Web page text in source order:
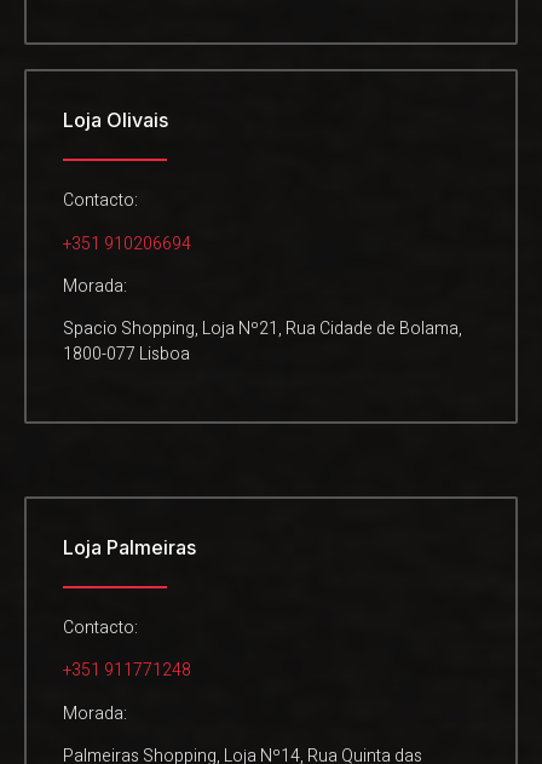
Loja Olivais
Contacto:
+351 910206694
Morada:
Spacio Shopping, Loja Nº21, Rua Cidade de Bolama,
1800-077 Lisboa
Loja Palmeiras
Contacto:
+351 911771248
Morada:
Palmeiras Shopping, Loja Nº14, Rua Quinta das